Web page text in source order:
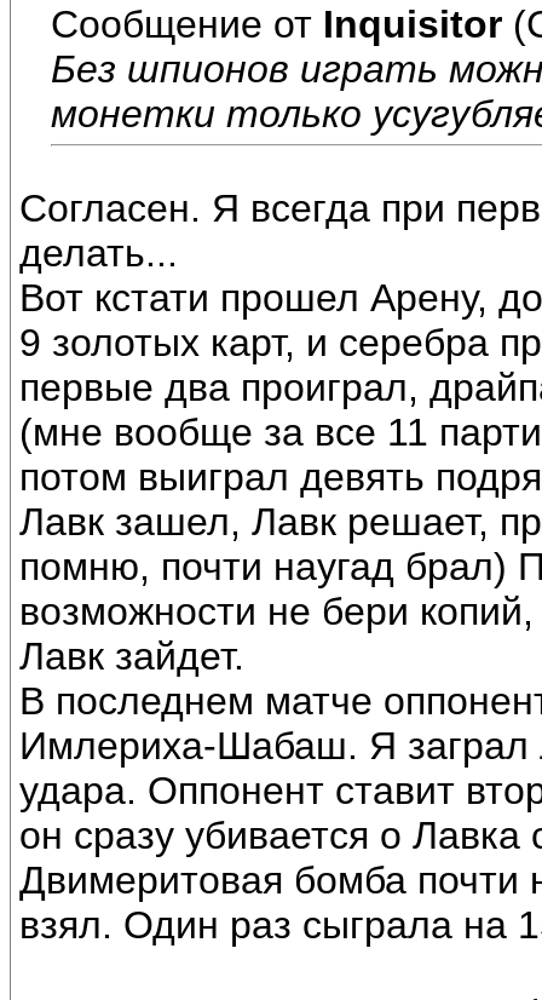
Сообщение от Inquisitor
Без шпионов играть
монетки только
Согласен. Я всегда при
делать...
Вот кстати прошел Арену,
9 золотых карт, и серебра
первые два проиграл,
(мне вообще за все 11
потом выиграл девять
Лавк зашел, Лавк решает,
помню, почти наугад брал)
возможности не бери
Лавк зайдет.
В последнем матче
Имлериха-Шабаш. Я заграл
удара. Оппонент ставит
он сразу убивается о
Двимеритовая бомба почти
взял. Один раз сыграла на